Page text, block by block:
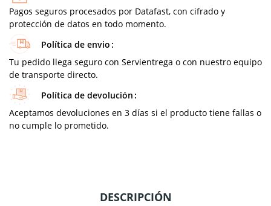
Pagos seguros procesados por Datafast, con cifrado y
protección de datos en todo momento.
Política de envio
Tu pedido llega seguro con Servientrega o con nuestro equipo
de transporte directo.
Política de devolución
Aceptamos devoluciones en 3 días si el producto tiene fallas o
no cumple lo prometido.
DESCRIPCIÓN